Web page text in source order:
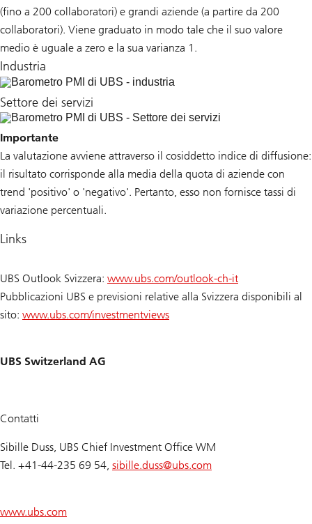
(fino a 200 collaboratori) e grandi aziende (a partire da 200
collaboratori). Viene graduato in modo tale che il suo valore
medio è uguale a zero e la sua varianza 1.
Industria
Settore dei servizi
Importante
La valutazione avviene attraverso il cosiddetto indice di diffusione:
il risultato corrisponde alla media della quota di aziende con
trend 'positivo' o 'negativo'. Pertanto, esso non fornisce tassi di
variazione percentuali.
Links
UBS Outlook Svizzera: www.ubs.com/outlook-ch-it
Pubblicazioni UBS e previsioni relative alla Svizzera disponibili al
sito: www.ubs.com/investmentviews
UBS Switzerland AG
Contatti
Sibille Duss, UBS Chief Investment Office WM
Tel. +41-44-235 69 54, sibille.duss@ubs.com
www.ubs.com